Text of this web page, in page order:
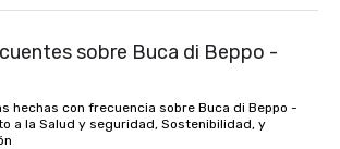
sobre Buca di Beppo -
hechas con frecuencia sobre Buca di Beppo -
a la Salud y seguridad, Sostenibilidad, y